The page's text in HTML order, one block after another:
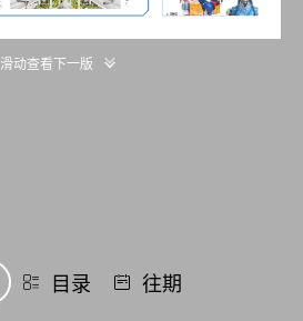
滑动查看下一版
目录 往期